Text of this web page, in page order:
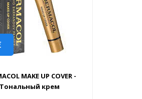
MAKE UP COVER -
Тональный крем